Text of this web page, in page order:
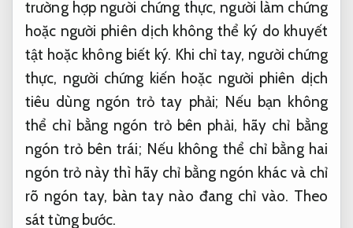
trường hợp người chứng thực, người làm chứng
hoặc người phiên dịch không thể ký do khuyết
tật hoặc không biết ký. Khi chỉ tay, người chứng
thực, người chứng kiến ​​hoặc người phiên dịch
tiêu dùng ngón trỏ tay phải; Nếu bạn không
thể chỉ bằng ngón trỏ bên phải, hãy chỉ bằng
ngón trỏ bên trái; Nếu không thể chỉ bằng hai
ngón trỏ này thì hãy chỉ bằng ngón khác và chỉ
rõ ngón tay, bàn tay nào đang chỉ vào. Theo
sát từng bước.